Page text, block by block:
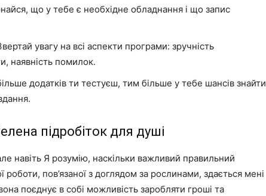
що у тебе є необхідне обладнання і що запис
увагу на всі аспекти програми: зручність
наявність помилок.
додатків ти тестуєш, тим більше у тебе шансів знайти
підробіток для душі
навіть Я розумію, наскільки важливий правильний
роботи, пов’язаної з доглядом за рослинами, здається мені
поєднує в собі можливість заробляти гроші та